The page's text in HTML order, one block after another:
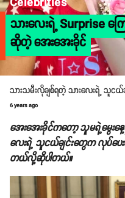
သားလေးရဲ့ Surprise ကြ
ဆိုတဲ့ အေးအေးခိုင်
သားသမီးလိုချစ်ရတဲ့ သားလေးရဲ့ သူငယ်
6 years ago
အေးအေးခိုင်ကတော့ သူမရဲ့မွေးန
လေးရဲ့ သူငယ်ချင်းတွေက လုပ်ပေး
တယ်လို့ဆိုပါတယ်။